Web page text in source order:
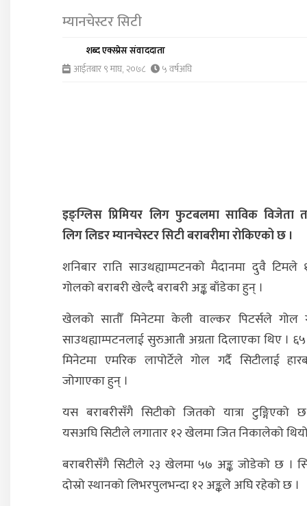
म्यानचेस्टर सिटी
शब्द एक्स्प्रेस संवाददाता
आईतबार ९ माघ, २०७८
५ वर्षअघि
इङ्ग्लिस प्रिमियर लिग फुटबलमा साविक विजेता
लिग लिडर म्यानचेस्टर सिटी बराबरीमा रोकिएको छ ।
शनिबार राति साउथह्याम्पटनको मैदानमा दुवै टिमले
गोलको बराबरी खेल्दै बराबरी अङ्क बाँडेका हुन् ।
खेलको सातौँ मिनेटमा केली वाल्कर पिटर्सले गोल
साउथह्याम्पटनलाई सुरुआती अग्रता दिलाएका थिए ।
मिनेटमा एमरिक लापोर्टेले गोल गर्दै सिटीलाई
जोगाएका हुन् ।
यस बराबरीसँगै सिटीको जितको यात्रा टुङ्गिएको
यसअघि सिटीले लगातार १२ खेलमा जित निकालेको
बराबरीसँगै सिटीले २३ खेलमा ५७ अङ्क जोडेको छ ।
दोस्रो स्थानको लिभरपुलभन्दा १२ अङ्कले अघि रहेको छ ।